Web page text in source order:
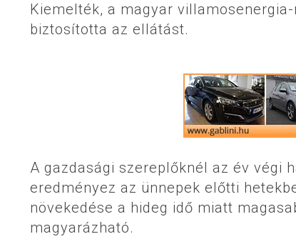
Kiemelték, a magyar
biztosította az ellátást.
A gazdasági szereplőknél az év végi
eredményez az ünnepek előtti
növekedése a hideg idő miatt
magyarázható.